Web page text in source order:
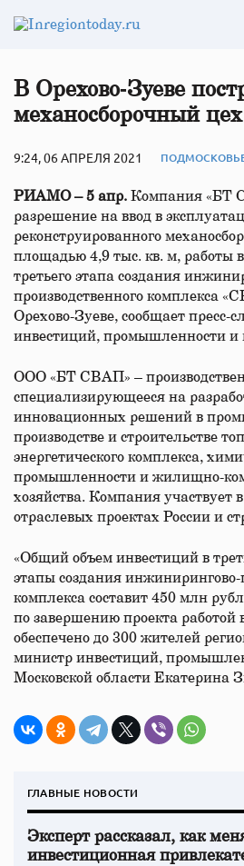
В Орехово‑Зуеве
механосборочный цех
9:24, 06 АПРЕЛЯ 2021
РИАМО – 5 апр. Компания «БТ
разрешение на ввод в
реконструированного
площадью 4,9 тыс. кв. м, работы
третьего этапа создания
производственного комплекса
Орехово-Зуеве, сообщает пресс-
инвестиций, промышленности и
ООО «БТ СВАП» –
специализирующееся на
инновационных решений в
производстве и строительстве
энергетического комплекса,
промышленности и жилищно-
хозяйства. Компания участвует
отраслевых проектах России и
«Общий объем инвестиций в
этапы создания инжинирингово-
комплекса составит 450 млн
по завершению проекта работой
обеспечено до 300 жителей
министр инвестиций,
Московской области Екатерина
ГЛАВНЫЕ НОВОСТИ
Эксперт рассказал, как
инвестиционная